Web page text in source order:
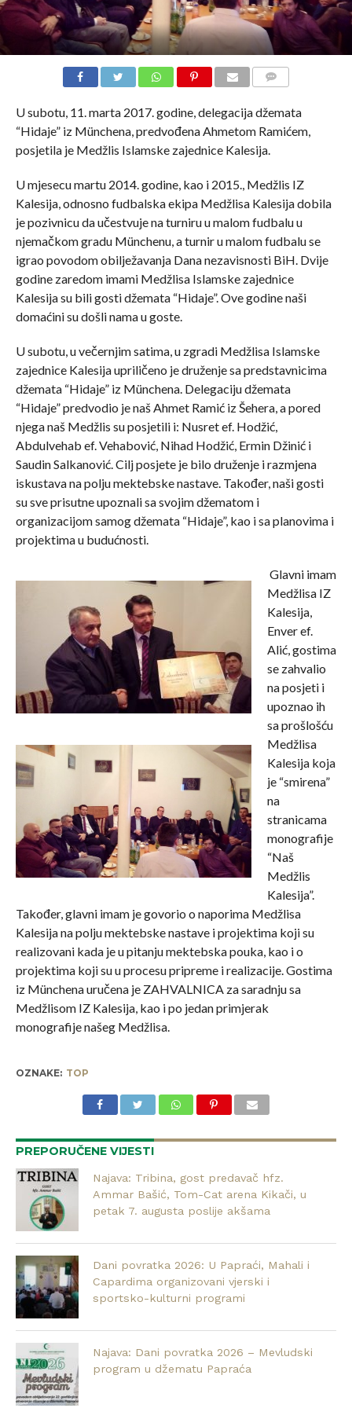
U subotu, 11. marta 2017. godine, delegacija džemata
“Hidaje” iz Münchena, predvođena Ahmetom Ramićem,
posjetila je Medžlis Islamske zajednice Kalesija.
U mjesecu martu 2014. godine, kao i 2015., Medžlis IZ
Kalesija, odnosno fudbalska ekipa Medžlisa Kalesija dobila
je pozivnicu da učestvuje na turniru u malom fudbalu u
njemačkom gradu Münchenu, a turnir u malom fudbalu se
igrao povodom obilježavanja Dana nezavisnosti BiH. Dvije
godine zaredom imami Medžlisa Islamske zajednice
Kalesija su bili gosti džemata “Hidaje”. Ove godine naši
domaćini su došli nama u goste.
U subotu, u večernjim satima, u zgradi Medžlisa Islamske
zajednice Kalesija upriličeno je druženje sa predstavnicima
džemata “Hidaje” iz Münchena. Delegaciju džemata
“Hidaje” predvodio je naš Ahmet Ramić iz Šehera, a pored
njega naš Medžlis su posjetili i: Nusret ef. Hodžić,
Abdulvehab ef. Vehabović, Nihad Hodžić, Ermin Džinić i
Saudin Salkanović. Cilj posjete je bilo druženje i razmjena
iskustava na polju mektebske nastave. Također, naši gosti
su sve prisutne upoznali sa svojim džematom i
organizacijom samog džemata “Hidaje”, kao i sa planovima i
projektima u budućnosti.
Glavni imam
Medžlisa IZ
Kalesija,
Enver ef.
Alić, gostima
se zahvalio
na posjeti i
upoznao ih
sa prošlošću
Medžlisa
Kalesija koja
je “smirena”
na
stranicama
monografije
“Naš
Medžlis
Kalesija”.
Također, glavni imam je govorio o naporima Medžlisa
Kalesija na polju mektebske nastave i projektima koji su
realizovani kada je u pitanju mektebska pouka, kao i o
projektima koji su u procesu pripreme i realizacije. Gostima
iz Münchena uručena je ZAHVALNICA za saradnju sa
Medžlisom IZ Kalesija, kao i po jedan primjerak
monografije našeg Medžlisa.
OZNAKE: TOP
PREPORUČENE VIJESTI
Najava: Tribina, gost predavač hfz.
Ammar Bašić, Tom-Cat arena Kikači, u
petak 7. augusta poslije akšama
Dani povratka 2026: U Papraći, Mahali i
Capardima organizovani vjerski i
sportsko-kulturni programi
Najava: Dani povratka 2026 – Mevludski
program u džematu Papraća